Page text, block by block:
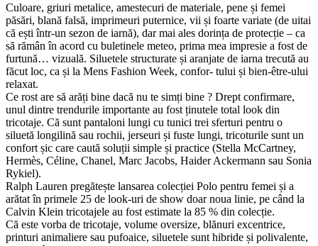
Culoare, griuri metalice, amestecuri de materiale, pene și femei
păsări, blană falsă, imprimeuri puternice, vii și foarte variate (de uitai
că ești într-un sezon de iarnă), dar mai ales dorința de protecție – ca
să rămân în acord cu buletinele meteo, prima mea impresie a fost de
furtună… vizuală. Siluetele structurate și aranjate de iarna trecută au
făcut loc, ca și la Mens Fashion Week, confor- tului și bien-être-ului
relaxat.
Ce rost are să arăți bine dacă nu te simți bine ? Drept confirmare,
unul dintre trendurile importante au fost ținutele total look din
tricotaje. Că sunt pantaloni lungi cu tunici trei sferturi pentru o
siluetă longilină sau rochii, jerseuri și fuste lungi, tricoturile sunt un
confort șic care caută soluții simple și practice (Stella McCartney,
Hermès, Céline, Chanel, Marc Jacobs, Haider Ackermann sau Sonia
Rykiel).
Ralph Lauren pregătește lansarea colecției Polo pentru femei și a
arătat în primele 25 de look-uri de show doar noua linie, pe când la
Calvin Klein tricotajele au fost estimate la 85 % din colecție.
Că este vorba de tricotaje, volume oversize, blănuri excentrice,
printuri animaliere sau pufoaice, siluetele sunt hibride și polivalente,